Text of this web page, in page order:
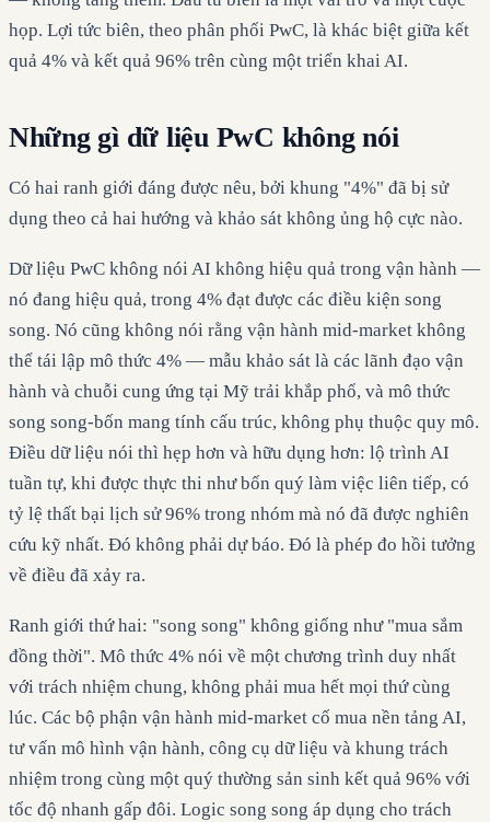
họp. Lợi tức biên, theo phân phối PwC, là khác biệt giữa kết
quả 4% và kết quả 96% trên cùng một triển khai AI.
Những gì dữ liệu PwC không nói
Có hai ranh giới đáng được nêu, bởi khung "4%" đã bị sử
dụng theo cả hai hướng và khảo sát không ủng hộ cực nào.
Dữ liệu PwC không nói AI không hiệu quả trong vận hành —
nó đang hiệu quả, trong 4% đạt được các điều kiện song
song. Nó cũng không nói rằng vận hành mid-market không
thể tái lập mô thức 4% — mẫu khảo sát là các lãnh đạo vận
hành và chuỗi cung ứng tại Mỹ trải khắp phổ, và mô thức
song song-bốn mang tính cấu trúc, không phụ thuộc quy mô.
Điều dữ liệu nói thì hẹp hơn và hữu dụng hơn: lộ trình AI
tuần tự, khi được thực thi như bốn quý làm việc liên tiếp, có
tỷ lệ thất bại lịch sử 96% trong nhóm mà nó đã được nghiên
cứu kỹ nhất. Đó không phải dự báo. Đó là phép đo hồi tưởng
về điều đã xảy ra.
Ranh giới thứ hai: "song song" không giống như "mua sắm
đồng thời". Mô thức 4% nói về một chương trình duy nhất
với trách nhiệm chung, không phải mua hết mọi thứ cùng
lúc. Các bộ phận vận hành mid-market cố mua nền tảng AI,
tư vấn mô hình vận hành, công cụ dữ liệu và khung trách
nhiệm trong cùng một quý thường sản sinh kết quả 96% với
tốc độ nhanh gấp đôi. Logic song song áp dụng cho trách